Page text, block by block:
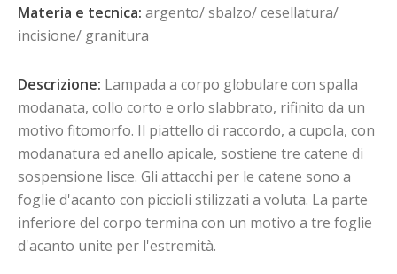
Materia e tecnica: argento/ sbalzo/ cesellatura/
incisione/ granitura
Descrizione: Lampada a corpo globulare con spalla
modanata, collo corto e orlo slabbrato, rifinito da un
motivo fitomorfo. Il piattello di raccordo, a cupola, con
modanatura ed anello apicale, sostiene tre catene di
sospensione lisce. Gli attacchi per le catene sono a
foglie d'acanto con piccioli stilizzati a voluta. La parte
inferiore del corpo termina con un motivo a tre foglie
d'acanto unite per l'estremità.